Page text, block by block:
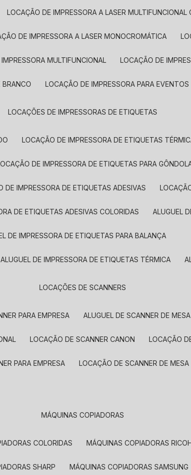
LOCAÇÃO DE IMPRESSORA A LASER MULTIFUNCIONAL
DE IMPRESSORA A LASER MONOCROMÁTICA
IMPRESSORA MULTIFUNCIONAL LOCAÇÃO DE
BRANCO LOCAÇÃO DE IMPRESSORA PARA EVENTOS
LOCAÇÕES DE IMPRESSORAS DE ETIQUETAS
LOCAÇÃO DE IMPRESSORA DE ETIQUETAS
LOCAÇÃO DE IMPRESSORA DE ETIQUETAS PARA
DE IMPRESSORA DE ETIQUETAS ADESIVAS
DE ETIQUETAS ADESIVAS COLORIDAS ALUGUEL
DE IMPRESSORA DE ETIQUETAS PARA BALANÇA
ALUGUEL DE IMPRESSORA DE ETIQUETAS TÉRMICA
LOCAÇÕES DE SCANNERS
PARA EMPRESA ALUGUEL DE SCANNER DE MESA
LOCAÇÃO DE SCANNER CANON LOCAÇÃO
PARA EMPRESA LOCAÇÃO DE SCANNER DE MESA
MÁQUINAS COPIADORAS
COLORIDAS MÁQUINAS COPIADORAS
SHARP MÁQUINAS COPIADORAS SAMSUNG